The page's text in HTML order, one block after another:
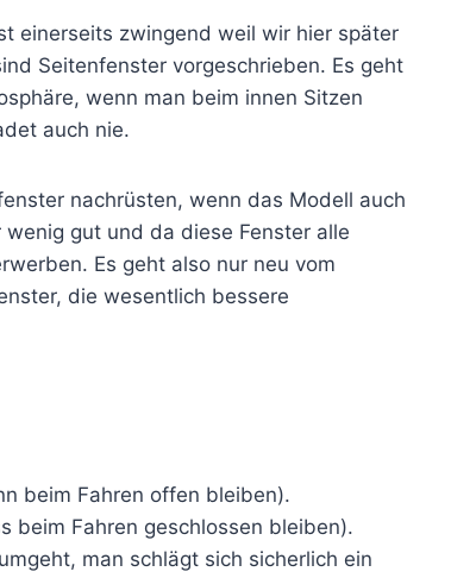
einerseits zwingend weil wir hier später
Seitenfenster vorgeschrieben. Es geht
wenn man beim innen Sitzen
auch nie.
nachrüsten, wenn das Modell auch
gut und da diese Fenster alle
Es geht also nur neu vom
die wesentlich bessere
beim Fahren offen bleiben).
beim Fahren geschlossen bleiben).
man schlägt sich sicherlich ein